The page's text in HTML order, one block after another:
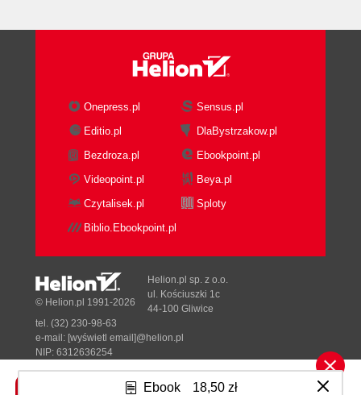
Ebook 18,50 zł
Onepress.pl
Sensus.pl
Editio.pl
DlaBystrzakow.pl
Bezdroza.pl
Ebookpoint.pl
Videopoint.pl
Beya.pl
Czytalisek.pl
Sploty
Biblio.Ebookpoint.pl
Tonik.pl
© Helion.pl 1991-2026
Helion.pl sp. z o.o.
ul. Kościuszki 1c
44-100 Gliwice
tel. (32) 230-98-63
e-mail: [wyświetl email]@helion.pl
NIP: 6312636254